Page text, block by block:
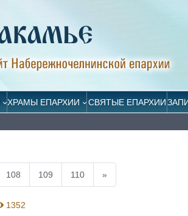
ХРАМЫ ЕПАРХИИ СВЯТЫЕ ЕПАРХИИ
108 109 110 »
1352